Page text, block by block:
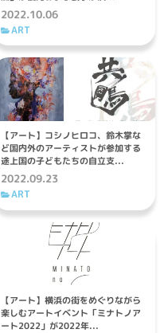
2022.10.06
ART
【アート】コシノヒロコ、鈴木掌な
ど国内外のアーティストが参加する
途上国の子どもたちの自立支...
2022.09.23
ART
【アート】横浜の街をめぐりながら
楽しむアートイベント「ミナトノア
ート2022」が2022年...